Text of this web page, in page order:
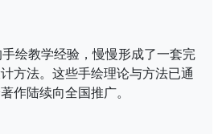
绘教学经验，慢慢形成了一套完
方法。这些手绘理论与方法已通
作陆续向全国推广。